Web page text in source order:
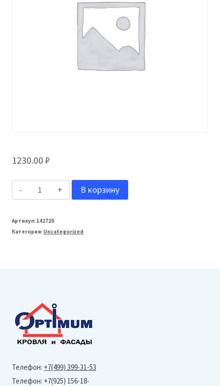
1230.00 ₽
Количество
FarAcs
СТАЛЬ
(Полиэстер-
RAL
3005)
В корзину
Артикул: 142720
Категория: Uncategorized
Телефон: +7(499) 399-31-53
Телефон: +7(925) 156-18-